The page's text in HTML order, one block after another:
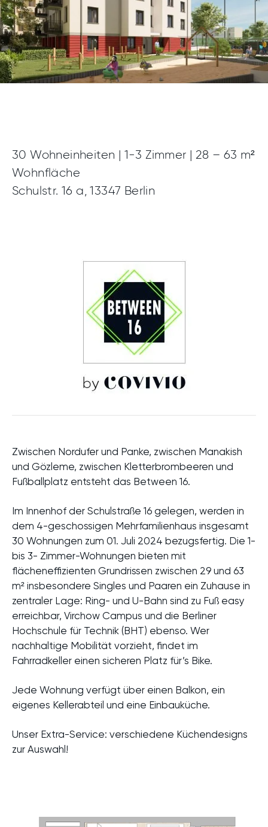
30 Wohneinheiten | 1-3 Zimmer | 28 – 63 m²
Wohnfläche
Schulstr. 16 a, 13347 Berlin
Zwischen Nordufer und Panke, zwischen Manakish
und Gözleme, zwischen Kletterbrombeeren und
Fußballplatz entsteht das Between 16.
Im Innenhof der Schulstraße 16 gelegen, werden in
dem 4-geschossigen Mehrfamilienhaus insgesamt
30 Wohnungen zum 01. Juli 2024 bezugsfertig. Die 1-
bis 3- Zimmer-Wohnungen bieten mit
flächeneffizienten Grundrissen zwischen 29 und 63
m² insbesondere Singles und Paaren ein Zuhause in
zentraler Lage: Ring- und U-Bahn sind zu Fuß easy
erreichbar, Virchow Campus und die Berliner
Hochschule für Technik (BHT) ebenso. Wer
nachhaltige Mobilität vorzieht, findet im
Fahrradkeller einen sicheren Platz für’s Bike.
Jede Wohnung verfügt über einen Balkon, ein
eigenes Kellerabteil und eine Einbauküche.
Unser Extra-Service: verschiedene Küchendesigns
zur Auswahl!